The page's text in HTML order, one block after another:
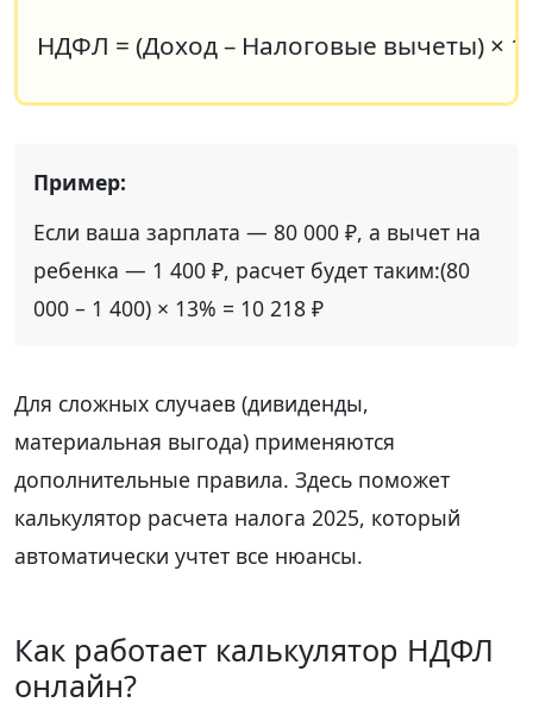
НДФЛ = (Доход – Налоговые вычеты) ×
Если ваша зарплата — 80 000 ₽, а вычет на
ребенка — 1 400 ₽, расчет будет таким:(80
000 – 1 400) × 13% = 10 218 ₽
Для сложных случаев (дивиденды,
материальная выгода) применяются
дополнительные правила. Здесь поможет
калькулятор расчета налога 2025, который
автоматически учтет все нюансы.
Как работает калькулятор НДФЛ
онлайн?